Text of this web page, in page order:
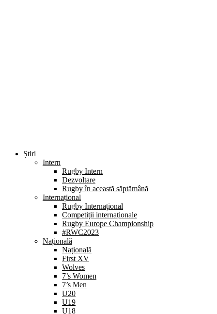
Știri
Intern
Rugby Intern
Dezvoltare
Rugby în această săptămână
Internațional
Rugby Internațional
Competiții internaționale
Rugby Europe Championship
#RWC2023
Națională
Națională
First XV
Wolves
7’s Women
7’s Men
U20
U19
U18